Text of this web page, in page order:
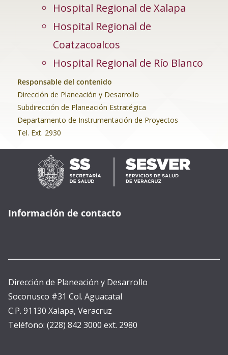
Hospital Regional de Xalapa
Hospital Regional de
Coatzacoalcos
Hospital Regional de Río Blanco
Responsable del contenido
Dirección de Planeación y Desarrollo
Subdirección de Planeación Estratégica
Departamento de Instrumentación de Proyectos
Tel. Ext. 2930
Información de contacto
Dirección de Planeación y Desarrollo
Soconusco #31 Col. Aguacatal
C.P. 91130 Xalapa, Veracruz
Teléfono: (228) 842 3000 ext. 2980